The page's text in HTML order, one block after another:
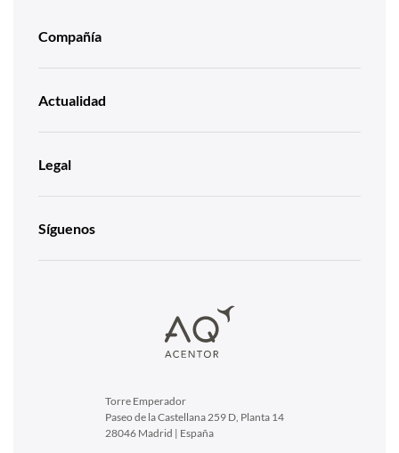
Compañía
Actualidad
Legal
Síguenos
Torre Emperador
Paseo de la Castellana 259 D, Planta 14
28046 Madrid | España